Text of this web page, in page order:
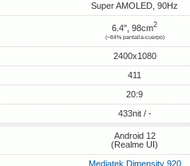
Super AMOLED, 90Hz
6.4", 98cm2
(~84% pantalla-cuerpo)
2400x1080
411
20:9
433nit / -
Android 12
(Realme UI)
Mediatek Dimensity 920